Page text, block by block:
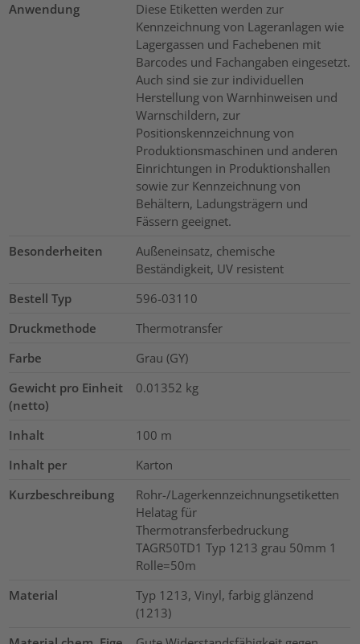
Anwendung
Diese Etiketten werden zur
Kennzeichnung von Lageranlagen wie
Lagergassen und Fachebenen mit
Barcodes und Fachangaben eingesetzt.
Auch sind sie zur individuellen
Herstellung von Warnhinweisen und
Warnschildern, zur
Positionskennzeichnung von
Produktionsmaschinen und anderen
Einrichtungen in Produktionshallen
sowie zur Kennzeichnung von
Behältern, Ladungsträgern und
Fässern geeignet.
Besonderheiten
Außeneinsatz, chemische
Beständigkeit, UV resistent
Bestell Typ
596-03110
Druckmethode
Thermotransfer
Farbe
Grau (GY)
Gewicht pro Einheit
(netto)
0.01352 kg
Inhalt 100 m
Inhalt per
Karton
Kurzbeschreibung
Rohr-/Lagerkennzeichnungsetiketten
Helatag für
Thermotransferbedruckung
TAGR50TD1 Typ 1213 grau 50mm 1
Rolle=50m
Material
Typ 1213, Vinyl, farbig glänzend
(1213)